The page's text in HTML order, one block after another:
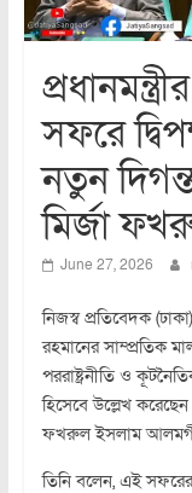
সফরে
নতুন
মির্জা
June 27, 2026
নিজস্ব প্রতিবেদক
রহমানের সাম্প্রতিক
পররাষ্ট্রনীতি ও
হিসেবে উল্লেখ করেছেন
ফখরুল ইসলাম
তিনি বলেন, এই